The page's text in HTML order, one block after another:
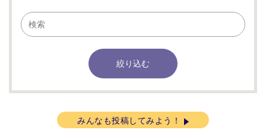
みんなも投稿してみよう！